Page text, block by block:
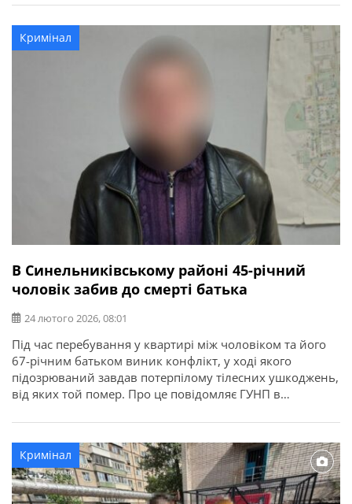
Дніпропетровській області. Злочин стався 16 квітня
близько 00:00 у місті Синельникове. Як встановили
правоохоронці, під час конфлікту чоловік спочатку
завдав потерпілому не менше 20 […]
Кримінал
В Синельниківському районі 45-річний
чоловік забив до смерті батька
24 лютого 2026, 08:01
Під час перебування у квартирі між чоловіком та його
67-річним батьком виник конфлікт, у ході якого
підозрюваний завдав потерпілому тілесних ушкоджень,
від яких той помер. Про це повідомляє ГУНП в
поліції надійшло повідомлення про смерть чоловіка за
місцем проживання. На місце події виїхала слідчо-
оперативна група. Під час огляду […]
Кримінал